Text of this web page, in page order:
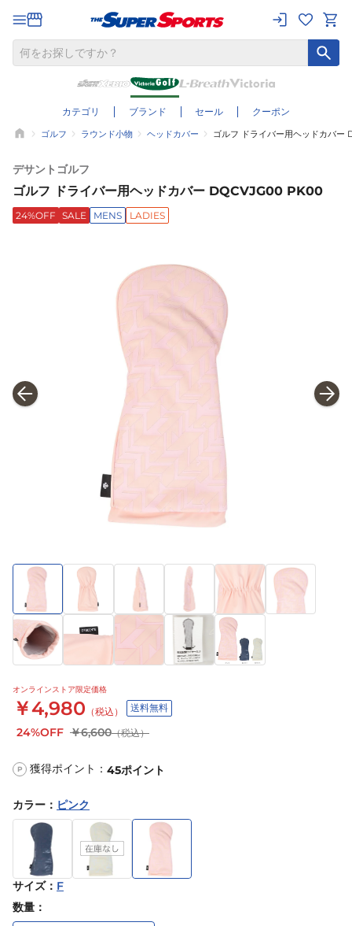
カテゴリ ブランド セール クーポン
ゴルフ ラウンド小物 ヘッドカバー ゴルフ ドライバー用ヘッドカバ
デサントゴルフ
ゴルフ ドライバー用ヘッドカバー DQCVJG00 PK00
24%OFF SALE MENS LADIES
オンラインストア限定価格
￥4,980 （税込） 送料無料
24%OFF ￥6,600（税込）
P 獲得ポイント： 45ポイント
カラー ： ピンク
サイズ： F
数量：